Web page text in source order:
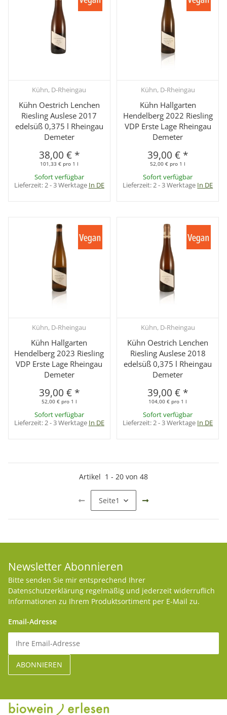
Kühn, D-Rheingau
Kühn Oestrich Lenchen
Riesling Auslese 2017
edelsüß 0,375 l Rheingau
Demeter
38,00 € *
101,33 € pro 1 l
Sofort verfügbar
Lieferzeit:2 - 3 Werktage In DE
Kühn, D-Rheingau
Kühn Hallgarten
Hendelberg 2022 Riesling
VDP Erste Lage Rheingau
Demeter
39,00 € *
52,00 € pro 1 l
Sofort verfügbar
Lieferzeit:2 - 3 Werktage In DE
Kühn, D-Rheingau
Kühn Hallgarten
Hendelberg 2023 Riesling
VDP Erste Lage Rheingau
Demeter
39,00 € *
52,00 € pro 1 l
Sofort verfügbar
Lieferzeit:2 - 3 Werktage In DE
Kühn, D-Rheingau
Kühn Oestrich Lenchen
Riesling Auslese 2018
edelsüß 0,375 l Rheingau
Demeter
39,00 € *
104,00 € pro 1 l
Sofort verfügbar
Lieferzeit:2 - 3 Werktage In DE
Artikel 1 - 20 von 48
Seite1
Newsletter Abonnieren
Bitte senden Sie mir entsprechend Ihrer
Datenschutzerklärung regelmäßig und jederzeit widerruflich
Informationen zu Ihrem Produktsortiment per E-Mail zu.
Email-Adresse